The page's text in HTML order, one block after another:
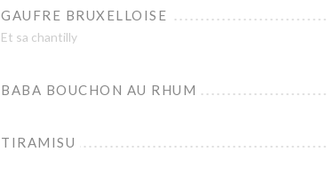
GAUFRE BRUXELLOISE
Et sa chantilly
BABA BOUCHON AU RHUM
TIRAMISU